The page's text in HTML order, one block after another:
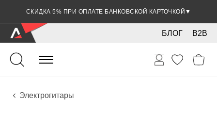
СКИДКА 5% ПРИ ОПЛАТЕ БАНКОВСКОЙ КАРТОЧКОЙ ▼
B2B
БЛОГ
Гитары
Электро инструменты
Инструменты
Электрогитары